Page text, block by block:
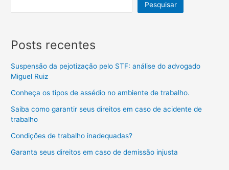
Pesquisar
Posts recentes
Suspensão da pejotização pelo STF: análise do advogado
Miguel Ruiz
Conheça os tipos de assédio no ambiente de trabalho.
Saiba como garantir seus direitos em caso de acidente de
trabalho
Condições de trabalho inadequadas?
Garanta seus direitos em caso de demissão injusta